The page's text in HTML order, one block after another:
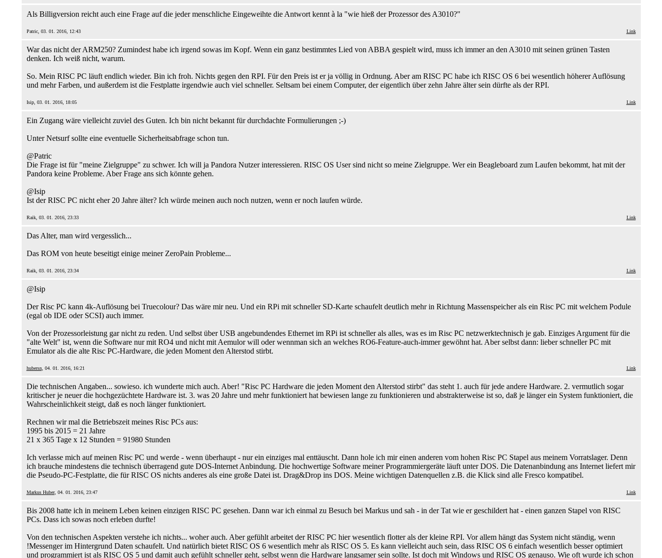
Als Billigversion reicht auch eine Frage auf die jeder menschliche Eingeweihte die Antwort kennt à la "wie hieß der Prozessor des A3010?"
Patric, 03. 01. 2016, 12:43 Link
War das nicht der ARM250? Zumindest habe ich irgend sowas im Kopf. Wenn ein ganz bestimmtes Lied von ABBA gespielt wird, muss ich immer an den A3010 mit seinen grünen Tasten
denken. Ich weiß nicht, warum.
So. Mein RISC PC läuft endlich wieder. Bin ich froh. Nichts gegen den RPI. Für den Preis ist er ja völlig in Ordnung. Aber am RISC PC habe ich RISC OS 6 bei wesentlich höherer Auflösung
und mehr Farben, und außerdem ist die Festplatte irgendwie auch viel schneller. Seltsam bei einem Computer, der eigentlich über zehn Jahre älter sein dürfte als der RPI.
Isip, 03. 01. 2016, 18:05 Link
Ein Zugang wäre vielleicht zuviel des Guten. Ich bin nicht bekannt für durchdachte Formulierungen ;-)
Unter Netsurf sollte eine eventuelle Sicherheitsabfrage schon tun.
@Patric
Die Frage ist für "meine Zielgruppe" zu schwer. Ich will ja Pandora Nutzer interessieren. RISC OS User sind nicht so meine Zielgruppe. Wer ein Beagleboard zum Laufen bekommt, hat mit der
Pandora keine Probleme. Aber Frage ans sich könnte gehen.
@Isip
Ist der RISC PC nicht eher 20 Jahre älter? Ich würde meinen auch noch nutzen, wenn er noch laufen würde.
Raik, 03. 01. 2016, 23:33 Link
Das Alter, man wird vergesslich...
Das ROM von heute beseitigt einige meiner ZeroPain Probleme...
Raik, 03. 01. 2016, 23:34 Link
@Isip
Der Risc PC kann 4k-Auflösung bei Truecolour? Das wäre mir neu. Und ein RPi mit schneller SD-Karte schaufelt deutlich mehr in Richtung Massenspeicher als ein Risc PC mit welchem Podule
(egal ob IDE oder SCSI) auch immer.
Von der Prozessorleistung gar nicht zu reden. Und selbst über USB angebundendes Ethernet im RPi ist schneller als alles, was es im Risc PC netzwerktechnisch je gab. Einziges Argument für die
"alte Welt" ist, wenn die Software nur mit RO4 und nicht mit Aemulor will oder wennman sich an welches RO6-Feature-auch-immer gewöhnt hat. Aber selbst dann: lieber schneller PC mit
Emulator als die alte Risc PC-Hardware, die jeden Moment den Alterstod stirbt.
hubersn, 04. 01. 2016, 16:21 Link
Die technischen Angaben... sowieso. ich wunderte mich auch. Aber! "Risc PC Hardware die jeden Moment den Alterstod stirbt" das steht 1. auch für jede andere Hardware. 2. vermutlich sogar
kritischer je neuer die hochgezüchtete Hardware ist. 3. was 20 Jahre und mehr funktioniert hat bewiesen lange zu funktionieren und abstrakterweise ist so, daß je länger ein System funktioniert, die
Wahrscheinlichkeit steigt, daß es noch länger funktioniert.
Rechnen wir mal die Betriebszeit meines Risc PCs aus:
1995 bis 2015 = 21 Jahre
21 x 365 Tage x 12 Stunden = 91980 Stunden
Ich verlasse mich auf meinen Risc PC und werde - wenn überhaupt - nur ein einziges mal enttäuscht. Dann hole ich mir einen anderen vom hohen Risc PC Stapel aus meinem Vorratslager. Denn
ich brauche mindestens die technisch überragend gute DOS-Internet Anbindung. Die hochwertige Software meiner Programmiergeräte läuft unter DOS. Die Datenanbindung ans Internet liefert mir
die Pseudo-PC-Festplatte, die für RISC OS nichts anderes als eine große Datei ist. Drag&Drop ins DOS. Meine wichtigen Datenquellen z.B. die Klick sind alle Fresco kompatibel.
Markus Huber, 04. 01. 2016, 23:47 Link
Bis 2008 hatte ich in meinem Leben keinen einzigen RISC PC gesehen. Dann war ich einmal zu Besuch bei Markus und sah - in der Tat wie er geschildert hat - einen ganzen Stapel von RISC
PCs. Dass ich sowas noch erleben durfte!
Von den technischen Aspekten verstehe ich nichts... woher auch. Aber gefühlt arbeitet der RISC PC hier wesentlich flotter als der kleine RPI. Vor allem hängt das System nicht ständig, wenn
!Messenger im Hintergrund Daten schaufelt. Und natürlich bietet RISC OS 6 wesentlich mehr als RISC OS 5. Es kann vielleicht auch sein, dass RISC OS 6 einfach wesentlich besser optimiert
und programmiert ist als RISC OS 5 und damit auch gefühlt schneller geht, selbst wenn die Hardware langsamer sein sollte. Ist doch mit Windows und RISC OS genauso. Wie oft wurde ich schon